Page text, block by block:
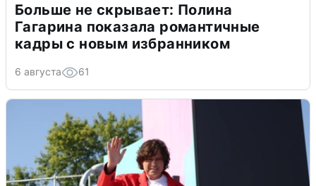
Больше не скрывает: Полина
Гагарина показала романтичные
кадры с новым избранником
6 августа 61